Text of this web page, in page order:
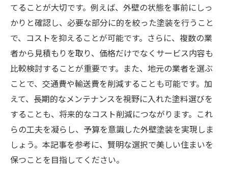
てることが大切です。例えば、外壁の状態を事前にしっ
かりと確認し、必要な部分に的を絞った塗装を行うこと
で、コストを抑えることが可能です。さらに、複数の業
者から見積もりを取り、価格だけでなくサービス内容も
比較検討することが重要です。また、地元の業者を選ぶ
ことで、交通費や輸送費を削減することも可能です。加
えて、長期的なメンテナンスを視野に入れた塗料選びを
することも、将来的なコスト削減につながります。これ
らの工夫を凝らし、予算を意識した外壁塗装を実現しま
しょう。本記事を参考に、賢明な選択で美しい住まいを
保つことを目指してください。